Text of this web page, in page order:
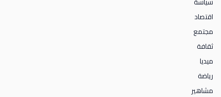
اقتصاد
مجتمع
ثقافة
ميديا
رياضة
مشاهير